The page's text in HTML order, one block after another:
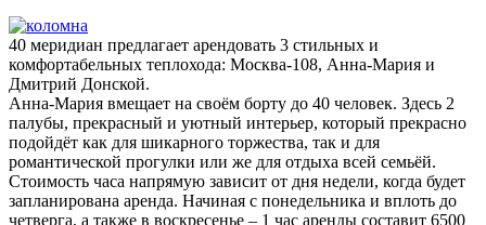
40 меридиан предлагает арендовать 3 стильных и
комфортабельных теплохода: Москва-108, Анна-Мария и
Дмитрий Донской.
Анна-Мария вмещает на своём борту до 40 человек. Здесь 2
палубы, прекрасный и уютный интерьер, который прекрасно
подойдёт как для шикарного торжества, так и для
романтической прогулки или же для отдыха всей семьёй.
Стоимость часа напрямую зависит от дня недели, когда будет
запланирована аренда. Начиная с понедельника и вплоть до
четверга, а также в воскресенье – 1 час аренды составит 6500